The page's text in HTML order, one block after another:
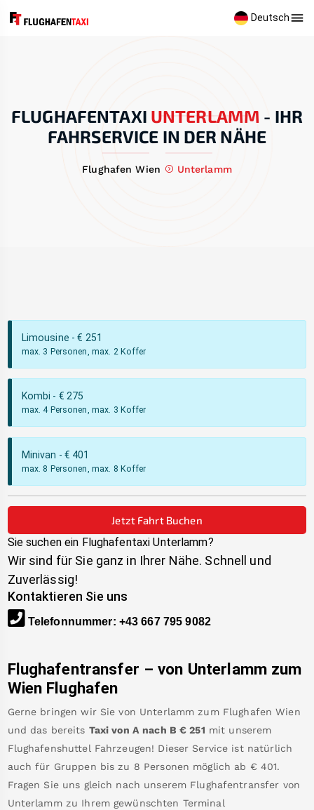
Deutsch
FLUGHAFENTAXI UNTERLAMM - IHR
FAHRSERVICE IN DER NÄHE
Flughafen Wien Unterlamm
Limousine - € 251
max. 3 Personen, max. 2 Koffer
Kombi - € 275
max. 4 Personen, max. 3 Koffer
Minivan - € 401
max. 8 Personen, max. 8 Koffer
Jetzt Fahrt Buchen
Sie suchen ein Flughafentaxi Unterlamm?
Wir sind für Sie ganz in Ihrer Nähe. Schnell und
Zuverlässig!
Kontaktieren Sie uns
Telefonnummer: +43 667 795 9082
Flughafentransfer – von Unterlamm zum
Wien Flughafen
Gerne bringen wir Sie von Unterlamm zum Flughafen Wien
und das bereits Taxi von A nach B €251 mit unserem
Flughafenshuttel Fahrzeugen! Dieser Service ist natürlich
auch für Gruppen bis zu 8 Personen möglich ab € 401.
Fragen Sie uns gleich nach unserem Flughafentransfer von
Unterlamm zu Ihrem gewünschten Terminal